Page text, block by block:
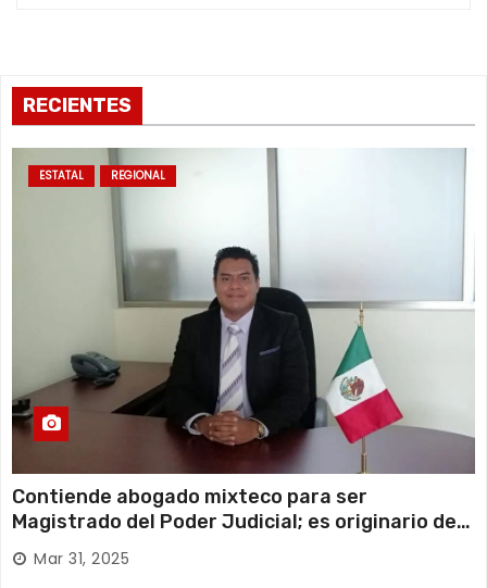
RECIENTES
ESTATAL REGIONAL
Contiende abogado mixteco para ser
Magistrado del Poder Judicial; es originario de
Huajuapan de León
Mar 31, 2025